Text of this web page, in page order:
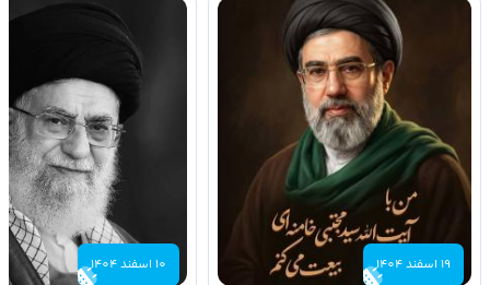
19 اسفند 1404 10 اسفند 1404